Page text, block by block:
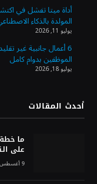
وزير الاستثمار:
الأنشطة المالية عابرة
الاستثمارية
الذهب يسجل أعلى
في ستة أسابيع وسط
أداة ميتا تفشل في
المولدة بالذكاء
يوليو 11, 2026
6 أعمال جانبية غير
الموظفين بدوام كامل
يوليو 18, 2026
أحدث المقالات
ما
على
9 أغسطس، 2026